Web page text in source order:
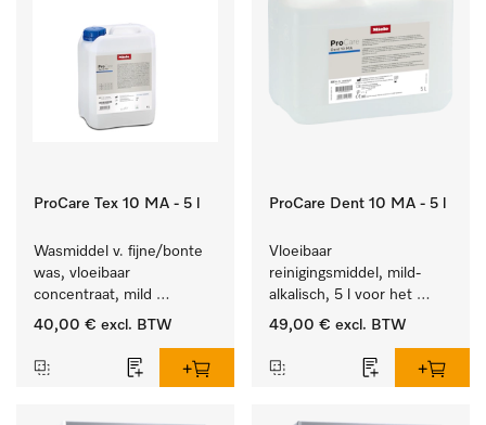
ProCare Tex 10 MA - 5 l
Wasmiddel v. fijne/bonte
was, vloeibaar
concentraat, mild
alkalisch, 5 l voor het
en gevoelig textiel.
40,00 € excl. BTW
ProCare Dent 10 MA - 5 l
Vloeibaar
reinigingsmiddel, mild-
alkalisch, 5 l voor het
machinaal behandelen
transmissie-instrumenten.
49,00 € excl. BTW